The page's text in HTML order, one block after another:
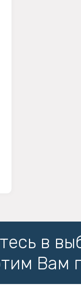
в
Вам